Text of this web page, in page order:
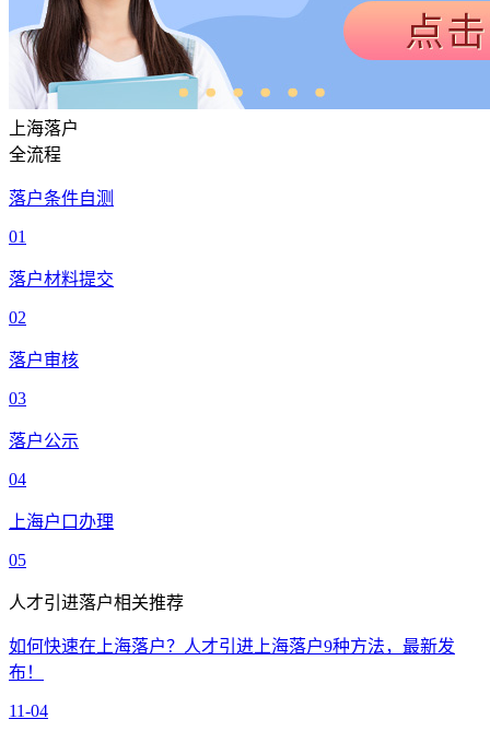
上海落户
全流程
落户条件自测
01
落户材料提交
02
落户审核
03
落户公示
04
上海户口办理
05
人才引进落户相关推荐
如何快速在上海落户？人才引进上海落户9种方法，最新发
布！
11-04